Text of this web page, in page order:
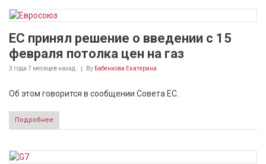
ЕС принял решение о введении с 15
февраля потолка цен на газ
3 года 7 месяцев назад By Бабенкова Екатерина
Об этом говорится в сообщении Совета ЕС.
Подробнее